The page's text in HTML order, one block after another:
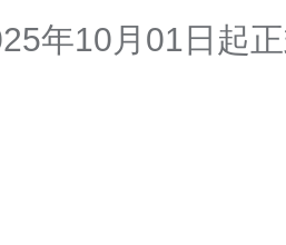
年10月01日起